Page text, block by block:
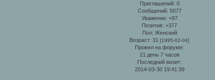
Приглашений: 0
Сообщений: 5077
Уважение: +97
Позитив: +377
Пол: Женский
Возраст: 31[1995-02-04]
Провел на форуме:
21 день 7 часов
Последний визит:
2014-03-30 19:41:39